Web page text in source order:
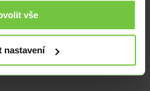
vše
nastavení
nejrůznějšími analytickými nástroji.
podpora, která především
čas i peníze.